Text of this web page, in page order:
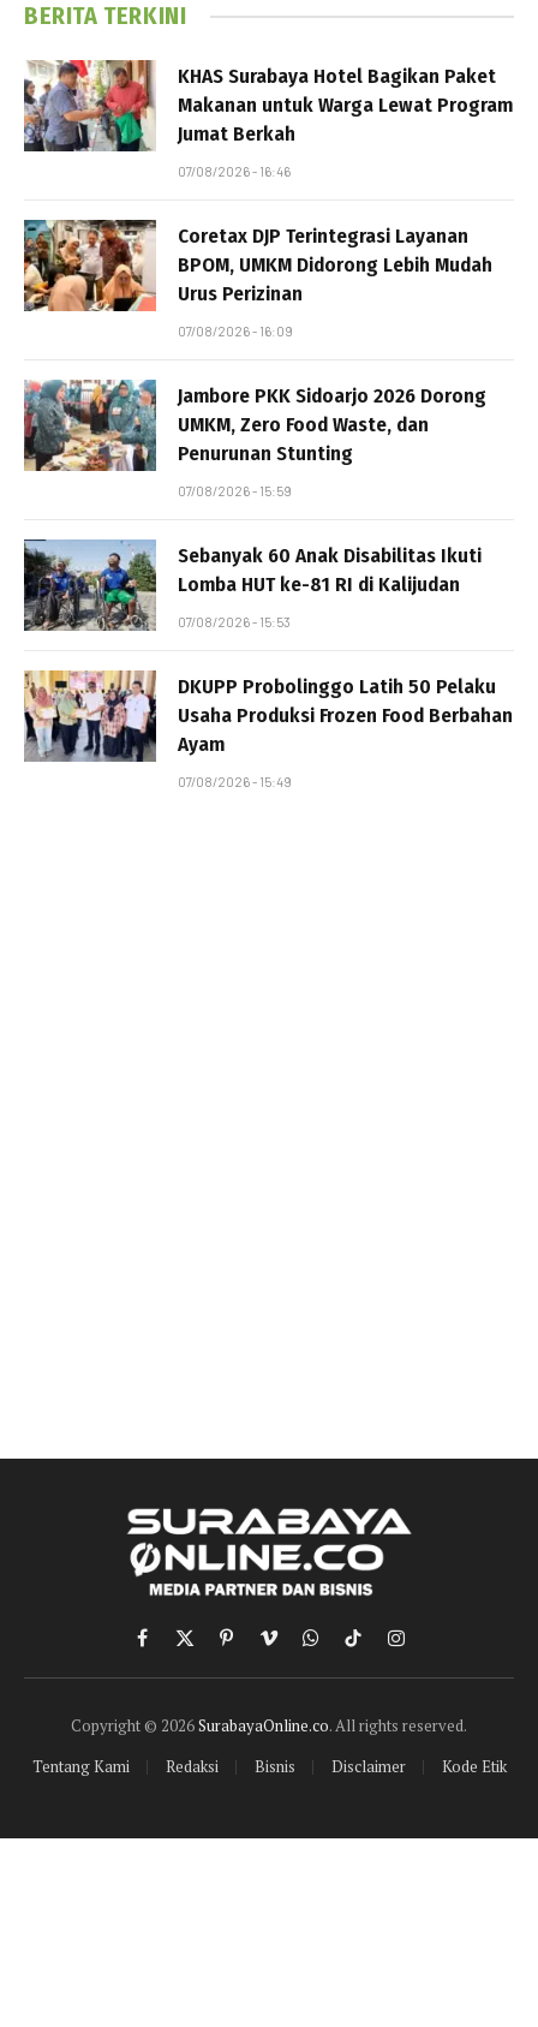
BERITA TERKINI
KHAS Surabaya Hotel Bagikan Paket
Makanan untuk Warga Lewat Program
Jumat Berkah
07/08/2026 - 16:46
Coretax DJP Terintegrasi Layanan
BPOM, UMKM Didorong Lebih Mudah
Urus Perizinan
07/08/2026 - 16:09
Jambore PKK Sidoarjo 2026 Dorong
UMKM, Zero Food Waste, dan
Penurunan Stunting
07/08/2026 - 15:59
Sebanyak 60 Anak Disabilitas Ikuti
Lomba HUT ke-81 RI di Kalijudan
07/08/2026 - 15:53
DKUPP Probolinggo Latih 50 Pelaku
Usaha Produksi Frozen Food Berbahan
Ayam
07/08/2026 - 15:49
Facebook
X
(Twitter)
PinterestVimeoWhatsApp
TikTokInstagram
Copyright © 2026SurabayaOnline.co. All rights reserved.
Tentang Kami
Redaksi Bisnis Disclaimer Kode Etik